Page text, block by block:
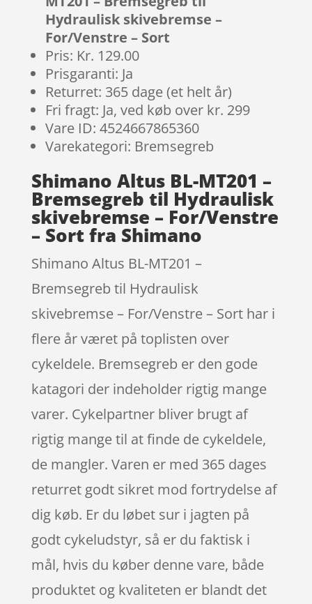
Hydraulisk skivebremse –
For/Venstre – Sort
Pris: Kr. 129.00
Prisgaranti: Ja
Returret: 365 dage (et helt år)
Fri fragt: Ja, ved køb over kr. 299
Vare ID: 4524667865360
Varekategori: Bremsegreb
Shimano Altus BL-MT201 –
Bremsegreb til Hydraulisk
skivebremse – For/Venstre
– Sort fra Shimano
Shimano Altus BL-MT201 –
Bremsegreb til Hydraulisk
skivebremse – For/Venstre – Sort har i
flere år været på toplisten over
cykeldele. Bremsegreb er den gode
katagori der indeholder rigtig mange
varer. Cykelpartner bliver brugt af
rigtig mange til at finde de cykeldele,
de mangler. Varen er med 365 dages
returret godt sikret mod fortrydelse af
dig køb. Er du løbet sur i jagten på
godt cykeludstyr, så er du faktisk i
mål, hvis du køber denne vare, både
produktet og kvaliteten er blandt det